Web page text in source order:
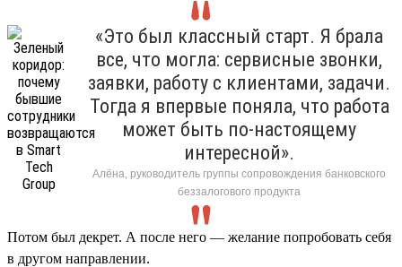
«Это был классный старт. Я брала
все, что могла: сервисные звонки,
заявки, работу с клиентами, задачи.
Тогда я впервые поняла, что работа
может быть по-настоящему
интересной».
Алёна, руководитель группы сопровождения банковского
беззалогового продукта
Потом был декрет. А после него — желание попробовать себя
в другом направлении.